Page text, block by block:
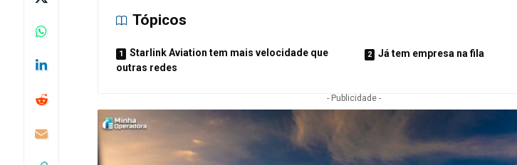
Tópicos
Starlink Aviation tem mais velocidade que
outras redes
Já tem empresa na fila
- Publicidade -